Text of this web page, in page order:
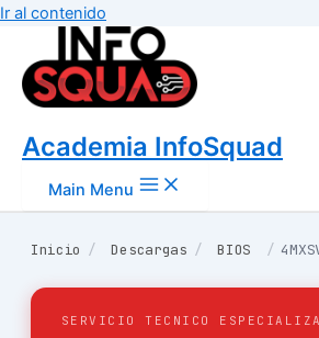
Ir al contenido
Academia InfoSquad
Main Menu
Inicio / Descargas / BIOS /
SERVICIO TECNICO